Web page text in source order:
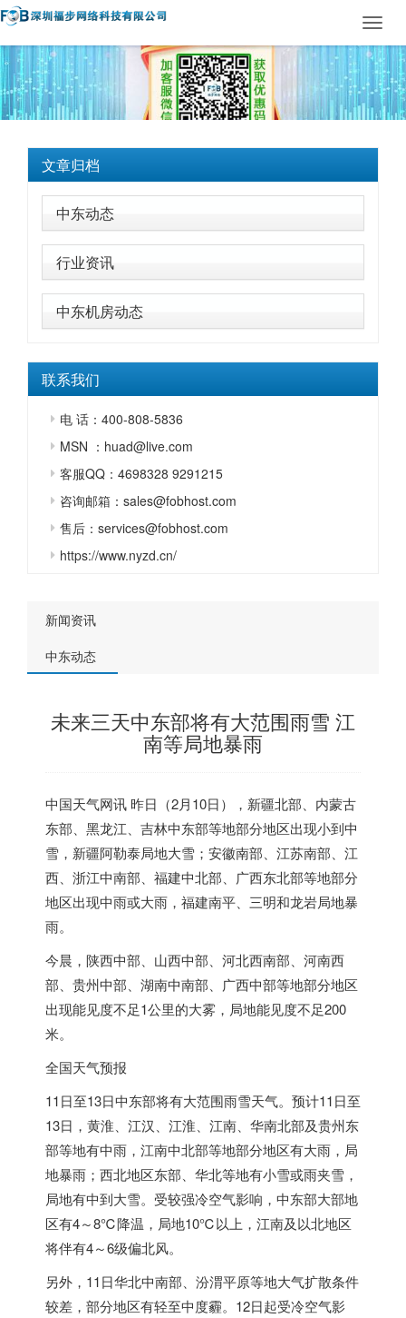
文章归档
中东动态
行业资讯
中东机房动态
联系我们
电 话：400-808-5836
MSN ：huad@live.com
客服QQ：4698328 9291215
咨询邮箱：sales@fobhost.com
售后：services@fobhost.com
https://www.nyzd.cn/
新闻资讯
中东动态
未来三天中东部将有大范围雨雪 江
南等局地暴雨
中国天气网讯 昨日（2月10日），新疆北部、内蒙古
东部、黑龙江、吉林中东部等地部分地区出现小到中
雪，新疆阿勒泰局地大雪；安徽南部、江苏南部、江
西、浙江中南部、福建中北部、广西东北部等地部分
地区出现中雨或大雨，福建南平、三明和龙岩局地暴
雨。
今晨，陕西中部、山西中部、河北西南部、河南西
部、贵州中部、湖南中南部、广西中部等地部分地区
出现能见度不足1公里的大雾，局地能见度不足200
米。
全国天气预报
11日至13日中东部将有大范围雨雪天气。预计11日至
13日，黄淮、江汉、江淮、江南、华南北部及贵州东
部等地有中雨，江南中北部等地部分地区有大雨，局
地暴雨；西北地区东部、华北等地有小雪或雨夹雪，
局地有中到大雪。受较强冷空气影响， 中东部大部地
区有4～8℃降温，局地10℃以上，江南及以北地区
将伴有4～6级偏北风。
另外，11日华北中南部、汾渭平原等地大气扩散条件
较差，部分地区有轻至中度霾。12日起受冷空气影